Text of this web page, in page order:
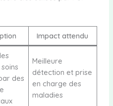
Impact attendu
des
Meilleure
détection et prise
en charge des
maladies